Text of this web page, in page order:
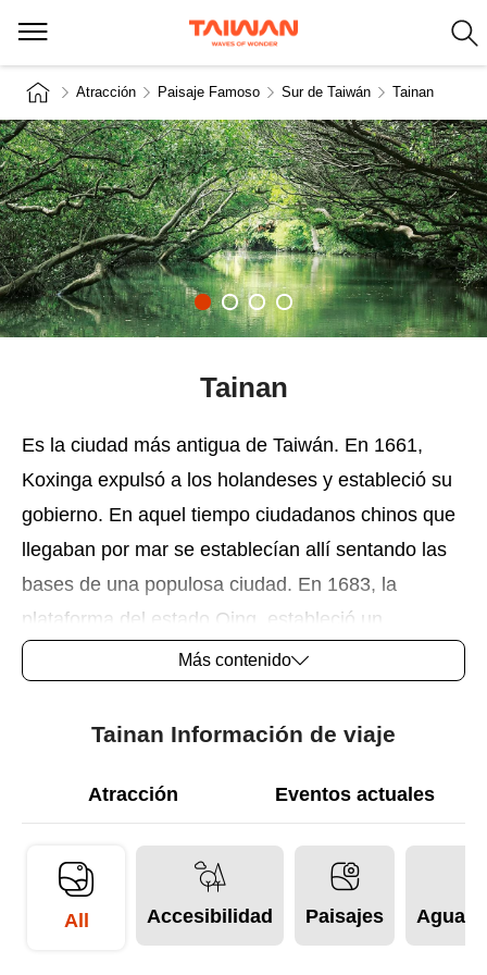
Atracción Paisaje Famoso Sur de Taiwán Tainan
Tainan
Es la ciudad más antigua de Taiwán. En 1661,
Koxinga expulsó a los holandeses y estableció su
gobierno. En aquel tiempo ciudadanos chinos que
llegaban por mar se establecían allí sentando las
bases de una populosa ciudad. En 1683, la
plataforma del estado Qing, estableció un
gobernador en Tainan nombrándola capital de
En 1885 Taiwán se constituyó en provincia china
capital de la isla. Hasta finales del siglo XIX,
Tainan siguió siendo el centro político, económico
y cultural de Taiwán, y por esta sucesiva influencia
los monumentos históricos de la ciudad son
Más contenido
Tainan Información de viaje
Atracción Eventos actuales
All Accesibilidad Paisajes Aguas